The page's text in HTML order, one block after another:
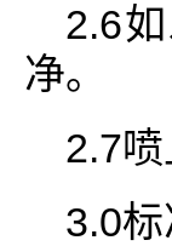
2.6
净。
2.7
3.0标